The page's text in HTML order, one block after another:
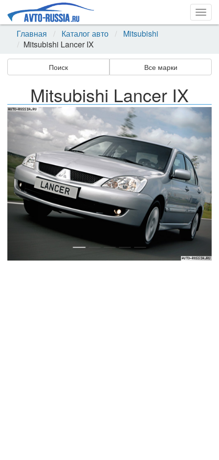
Главная
Каталог авто
Mitsubishi
Mitsubishi Lancer IX
Поиск Все марки
Mitsubishi Lancer IX
Назад